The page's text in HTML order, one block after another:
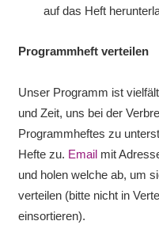
auf das Heft
Programmheft verteilen
Unser Programm ist
und Zeit, uns bei der
Programmheftes zu
Hefte zu. Emailmit
und holen welche ab, um
verteilen (bitte nicht in
einsortieren).